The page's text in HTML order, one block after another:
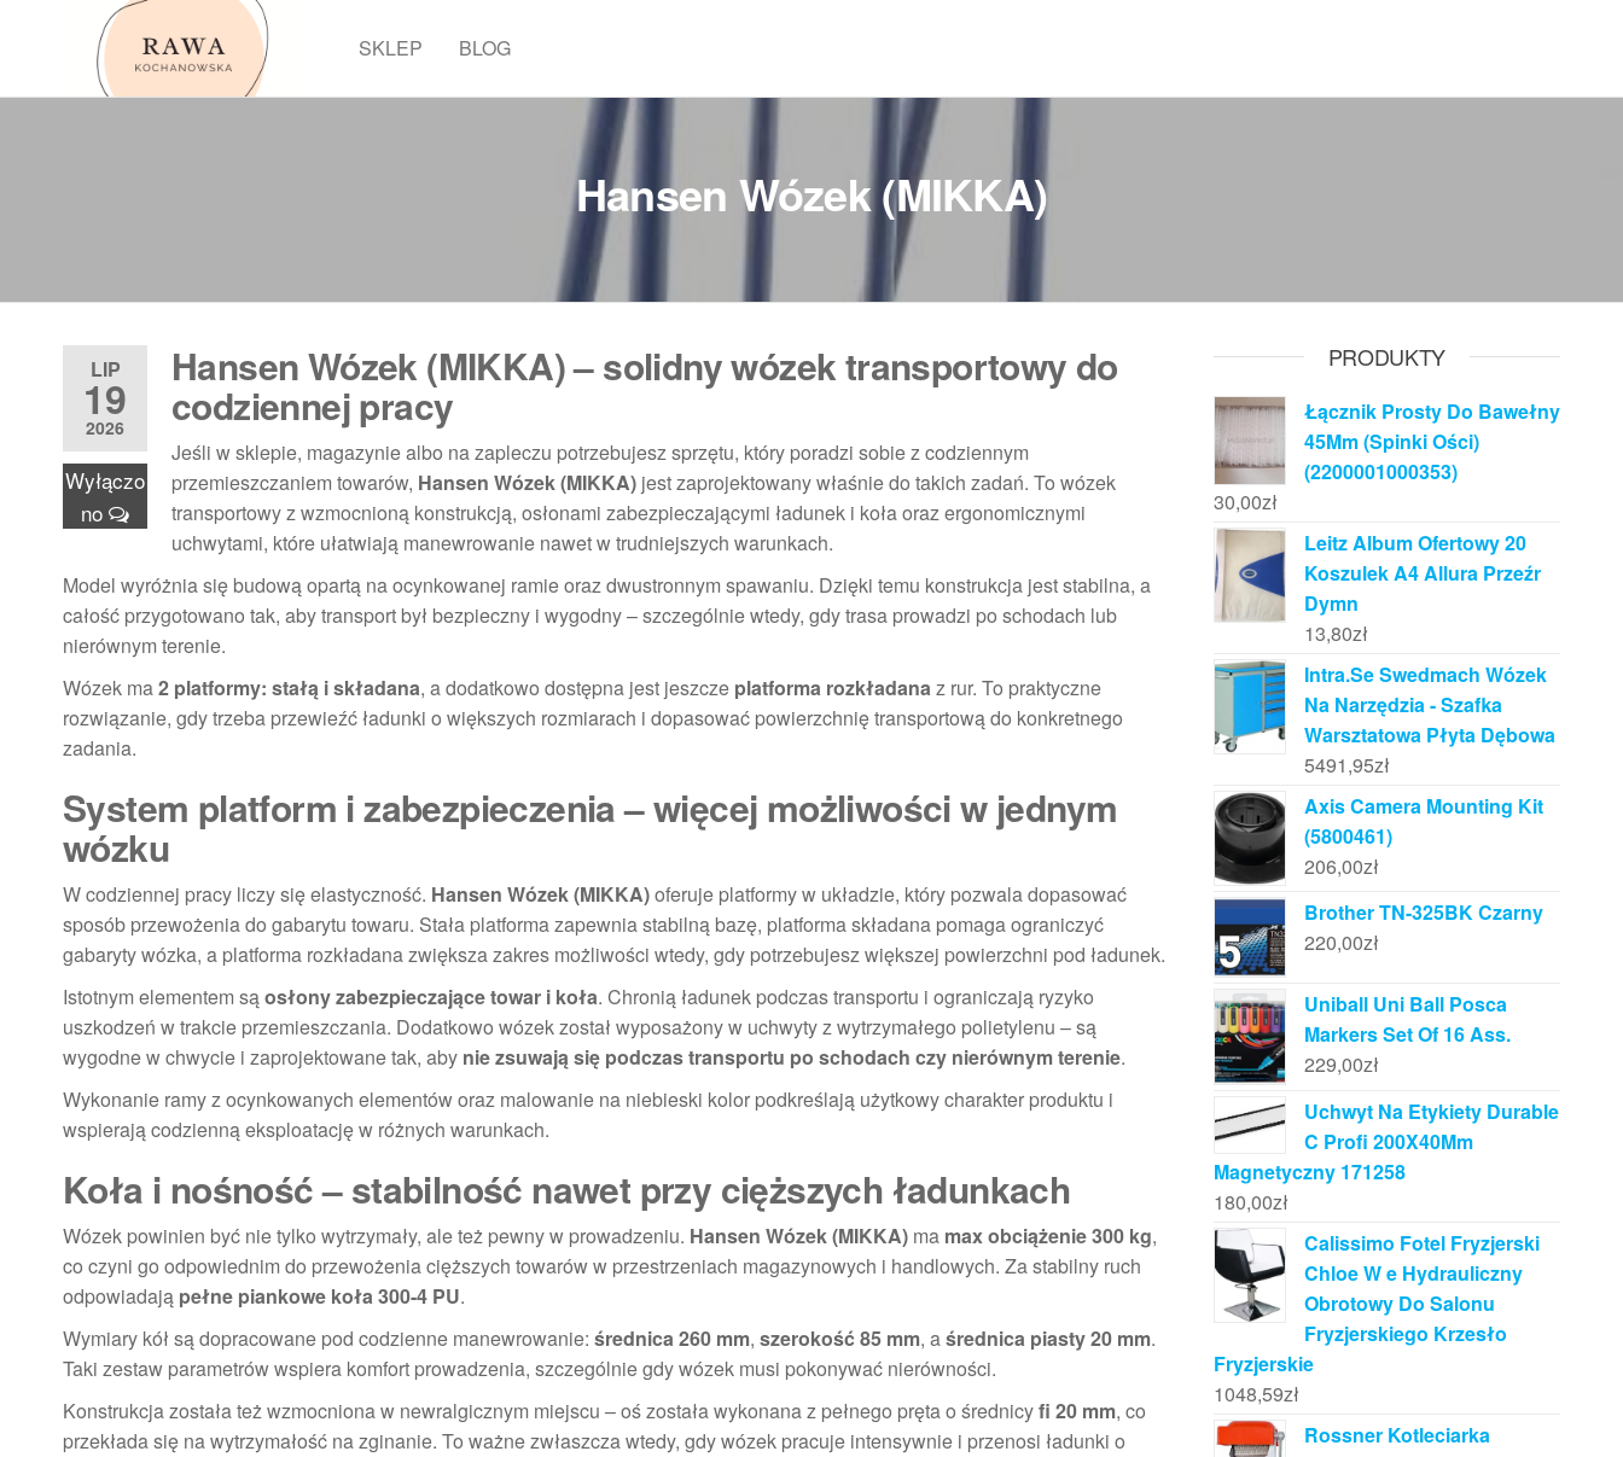
SKLEP BLOG
Hansen Wózek (MIKKA)
LIP
19
2026
Wyłączo
no
Hansen Wózek (MIKKA) – solidny wózek transportowy do
codziennej pracy
Jeśli w sklepie, magazynie albo na zapleczu potrzebujesz sprzętu, który poradzi sobie z codziennym
przemieszczaniem towarów, Hansen Wózek (MIKKA) jest zaprojektowany właśnie do takich zadań. To wózek
transportowy z wzmocnioną konstrukcją, osłonami zabezpieczającymi ładunek i koła oraz ergonomicznymi
uchwytami, które ułatwiają manewrowanie nawet w trudniejszych warunkach.
Model wyróżnia się budową opartą na ocynkowanej ramie oraz dwustronnym spawaniu. Dzięki temu konstrukcja jest stabilna, a
całość przygotowano tak, aby transport był bezpieczny i wygodny – szczególnie wtedy, gdy trasa prowadzi po schodach lub
nierównym terenie.
Wózek ma2 platformy: stałą i składana, a dodatkowo dostępna jest jeszcze platforma rozkładanaz rur. To praktyczne
rozwiązanie, gdy trzeba przewieźć ładunki o większych rozmiarach i dopasować powierzchnię transportową do konkretnego
zadania.
System platform i zabezpieczenia – więcej możliwości w jednym
wózku
W codziennej pracy liczy się elastyczność. Hansen Wózek (MIKKA)oferuje platformy w układzie, który pozwala dopasować
sposób przewożenia do gabarytu towaru. Stała platforma zapewnia stabilną bazę, platforma składana pomaga ograniczyć
gabaryty wózka, a platforma rozkładana zwiększa zakres możliwości wtedy, gdy potrzebujesz większej powierzchni pod ładunek.
Istotnym elementem sąosłony zabezpieczające towar i koła. Chronią ładunek podczas transportu i ograniczają ryzyko
uszkodzeń w trakcie przemieszczania. Dodatkowo wózek został wyposażony w uchwyty z wytrzymałego polietylenu – są
wygodne w chwycie i zaprojektowane tak, aby nie zsuwają się podczas transportu po schodach czy nierównym terenie.
Wykonanie ramy z ocynkowanych elementów oraz malowanie na niebieski kolor podkreślają użytkowy charakter produktu i
wspierają codzienną eksploatację w różnych warunkach.
Koła i nośność – stabilność nawet przy cięższych ładunkach
Wózek powinien być nie tylko wytrzymały, ale też pewny w prowadzeniu. Hansen Wózek (MIKKA) ma max obciążenie 300 kg,
co czyni go odpowiednim do przewożenia cięższych towarów w przestrzeniach magazynowych i handlowych. Za stabilny ruch
odpowiadają pełne piankowe koła 300-4 PU.
Wymiary kół są dopracowane pod codzienne manewrowanie: średnica 260 mm, szerokość 85 mm, aśrednica piasty 20 mm.
Taki zestaw parametrów wspiera komfort prowadzenia, szczególnie gdy wózek musi pokonywać nierówności.
Konstrukcja została też wzmocniona w newralgicznym miejscu – oś została wykonana z pełnego pręta o średnicyfi 20 mm, co
przekłada się na wytrzymałość na zginanie. To ważne zwłaszcza wtedy, gdy wózek pracuje intensywnie i przenosi ładunki o
PRODUKTY
Łącznik Prosty Do Bawełny
45Mm (Spinki Ości)
(2200001000353)
30,00zł
Leitz Album Ofertowy 20
Koszulek A4 Allura Przeźr
Dymn
13,80zł
Intra.Se Swedmach Wózek
Na Narzędzia - Szafka
Warsztatowa Płyta Dębowa
5491,95zł
Axis Camera Mounting Kit
(5800461)
206,00zł
Brother TN-325BK Czarny
220,00zł
Uniball Uni Ball Posca
Markers Set Of 16 Ass.
229,00zł
Uchwyt Na Etykiety Durable
C Profi 200X40Mm
Magnetyczny 171258
180,00zł
Calissimo Fotel Fryzjerski
Chloe W e Hydrauliczny
Obrotowy Do Salonu
Fryzjerskiego Krzesło
Fryzjerskie
1048,59zł
Rossner Kotleciarka